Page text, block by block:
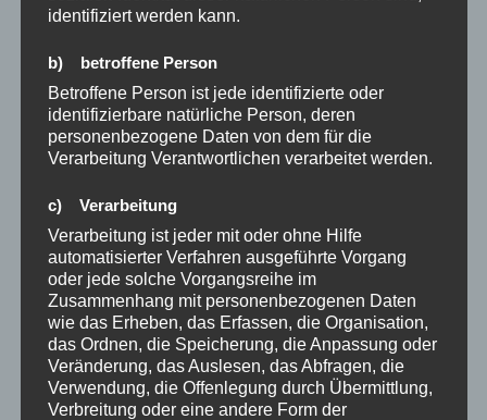
März 2026
Januar 2026
Oktober 2025
November 2024
August 2024
Juli 2024
Mai 2023
identifiziert werden kann.
b) betroffene Person
Betroffene Person ist jede identifizierte oder
identifizierbare natürliche Person, deren
personenbezogene Daten von dem für die
Verarbeitung Verantwortlichen verarbeitet werden.
c) Verarbeitung
Verarbeitung ist jeder mit oder ohne Hilfe
automatisierter Verfahren ausgeführte Vorgang
oder jede solche Vorgangsreihe im
Zusammenhang mit personenbezogenen Daten
wie das Erheben, das Erfassen, die Organisation,
das Ordnen, die Speicherung, die Anpassung oder
Veränderung, das Auslesen, das Abfragen, die
Verwendung, die Offenlegung durch Übermittlung,
Verbreitung oder eine andere Form der